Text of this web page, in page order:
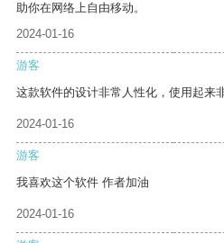
助你在网络上自由移动。
2024-01-16
游客
这款软件的设计非常人性化，使用起来
2024-01-16
游客
我喜欢这个软件 作者加油
2024-01-16